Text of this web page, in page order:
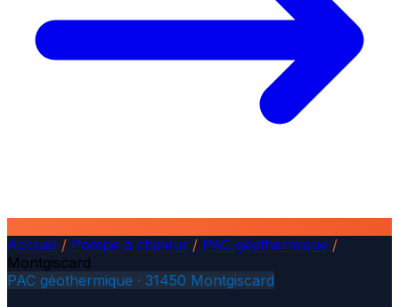
Accueil / Pompe à chaleur / PAC géothermique /
Montgiscard
PAC géothermique · 31450 Montgiscard